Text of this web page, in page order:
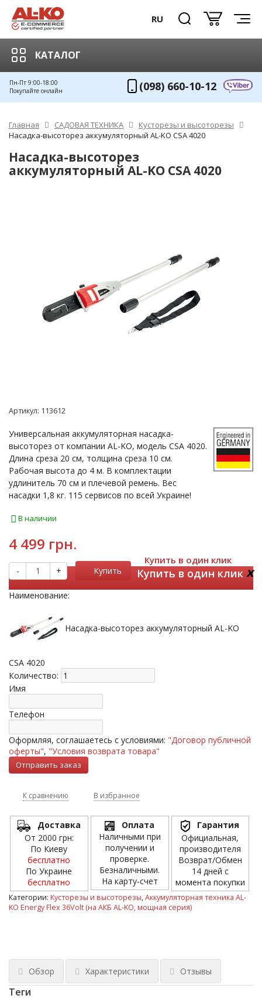
RU
КАТАЛОГ
Пн-Пт 9:00-18:00
Покупайте онлайн
(098) 660-10-12
Главная САДОВАЯ ТЕХНИКА
Кусторезы и высоторезы
Насадка-высоторез аккумуляторный AL-KO CSA 4020
Насадка-высоторез
аккумуляторный AL-KO CSA 4020
Артикул: 113612
Универсальная аккумуляторная насадка-
высоторез от компании AL-KO, модель CSA 4020.
Длина среза 20 см, толщина среза 10 см.
Рабочая высота до 4 м. В комплектации
удлинитель 70 см и плечевой ремень. Вес
насадки 1,8 кг. 115 сервисов по всей Украине!
В наличии
4 499 грн.
- + Купить
Купить в один клик
Купить в один клик x
Наименование:
Насадка-высоторез аккумуляторный AL-KO
CSA 4020
Количество:
Имя
Телефон
Оформляя, соглашаетесь с условиями: "Договор публичной
оферты", "Условия возврата товара"
К сравнению В избранное
Доставка
От 2000 грн:
По Киеву
бесплатно
По Украине
бесплатно
Оплата
Наличными при
получении и
проверке.
Безналичными.
На карту-счет
Гарантия
Официальная,
производителя
Возврат/Обмен
14 дней с
момента покупки
Категории: Кусторезы и высоторезы,Аккумуляторная техника AL-
KO Energy Flex 36Volt (на АКБ AL-KO, мощная серия)
Обзор Характеристики Отзывы
Теги